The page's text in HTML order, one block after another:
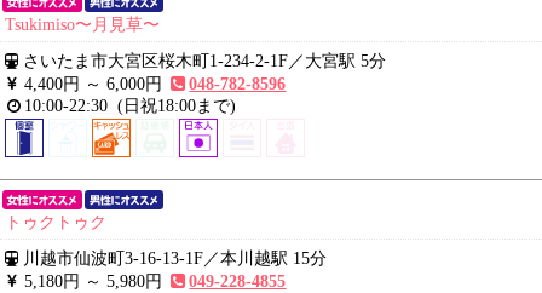
Tsukimiso〜月見草〜
さいたま市大宮区桜木町1-234-2-1F／大宮駅 5分
4,400円 ～6,000円
048-782-8596
10:00-22:30 (日祝18:00まで)
トゥクトゥク
川越市仙波町3-16-13-1F／本川越駅 15分
5,180円 ～5,980円
049-228-4855